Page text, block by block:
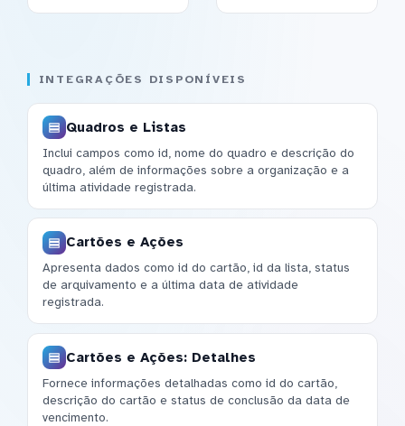
INTEGRAÇÕES DISPONÍVEIS
Quadros e Listas
Inclui campos como id, nome do quadro e descrição do
quadro, além de informações sobre a organização e a
última atividade registrada.
Cartões e Ações
Apresenta dados como id do cartão, id da lista, status
de arquivamento e a última data de atividade
registrada.
Cartões e Ações: Detalhes
Fornece informações detalhadas como id do cartão,
descrição do cartão e status de conclusão da data de
vencimento.